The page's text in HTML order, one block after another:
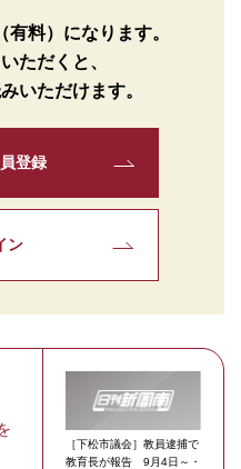
料）になります。
ただくと、
いただけます。
登録
ン
［下松市議会］教員逮捕で
教育長が報告 9月4日～・